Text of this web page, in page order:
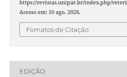
https://revistas.unipar.br/index.php/
Acesso em: 10 ago. 2026.
Fomatos de Citação
EDIÇÃO